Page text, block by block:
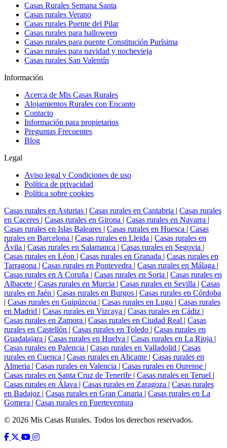
Casas Rurales Semana Santa
Casas rurales Verano
Casas rurales Puente del Pilar
Casas rurales para halloween
Casas rurales para puente Constitución Purísima
Casas rurales para navidad y nochevieja
Casas rurales San Valentín
Información
Acerca de Mis Casas Rurales
Alojamientos Rurales con Encanto
Contacto
Información para propietarios
Preguntas Frecuentes
Blog
Legal
Aviso legal y Condiciones de uso
Política de privacidad
Política sobre cookies
Casas rurales en Asturias | Casas rurales en Cantabria | Casas rurales
en Caceres | Casas rurales en Girona | Casas rurales en Navarra |
Casas rurales en Islas Baleares | Casas rurales en Huesca | Casas
rurales en Barcelona | Casas rurales en Lleida | Casas rurales en
Ávila | Casas rurales en Salamanca | Casas rurales en Segovia |
Casas rurales en Léon | Casas rurales en Granada | Casas rurales en
Tarragona | Casas rurales en Pontevedra | Casas rurales en Málaga |
Casas rurales en A Coruña | Casas rurales en Soria | Casas rurales en
Albacete | Casas rurales en Murcia | Casas rurales en Sevilla | Casas
rurales en Jaén | Casas rurales en Burgos | Casas rurales en Córdoba
| Casas rurales en Guipúzcoa | Casas rurales en Lugo | Casas rurales
en Madrid | Casas rurales en Vizcaya | Casas rurales en Cádiz |
Casas rurales en Zamora | Casas rurales en Ciudad Real | Casas
rurales en Castellón | Casas rurales en Toledo | Casas rurales en
Guadalajara | Casas rurales en Huelva | Casas rurales en La Rioja |
Casas rurales en Palencia | Casas rurales en Valladolid | Casas
rurales en Cuenca | Casas rurales en Alicante | Casas rurales en
Almeria | Casas rurales en Valencia | Casas rurales en Ourense |
Casas rurales en Santa Cruz de Tenerife | Casas rurales en Teruel |
Casas rurales en Álava | Casas rurales en Zaragoza | Casas rurales
en Badajoz | Casas rurales en Gran Canaria | Casas rurales en La
Gomera | Casas rurales en Fuerteventura
© 2026 Mis Casas Rurales. Todos los derechos reservados.